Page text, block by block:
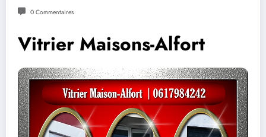
0 Commentaires
Vitrier Maisons-Alfort